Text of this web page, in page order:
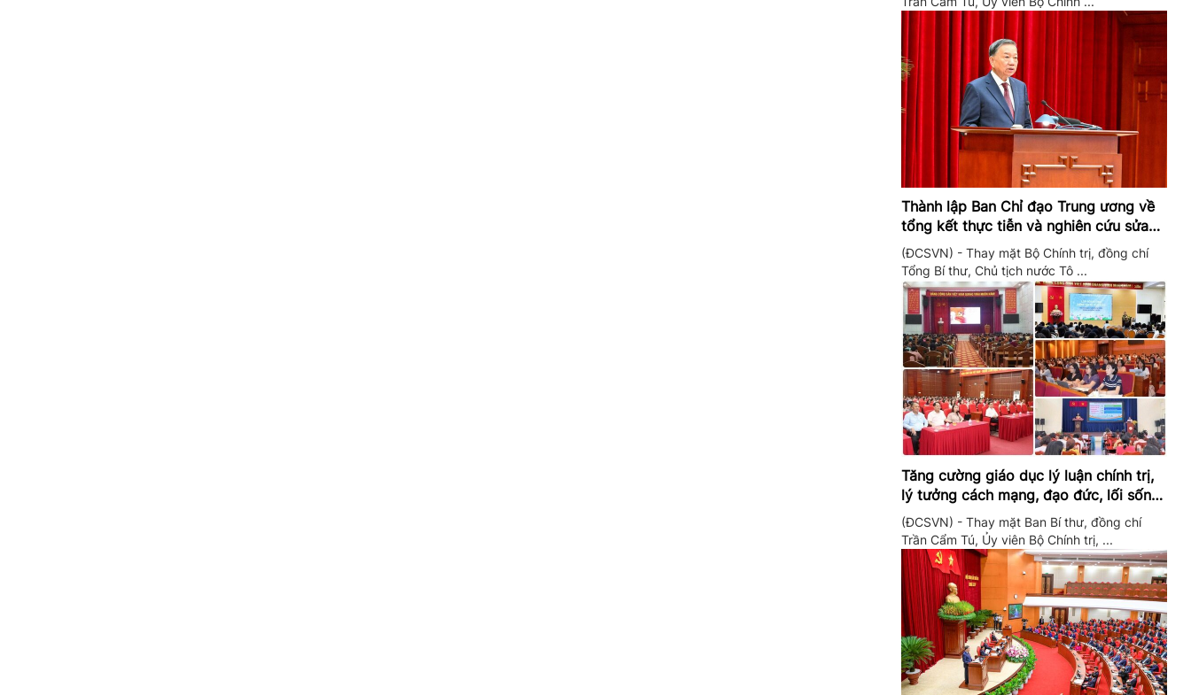
Thành lập Ban Chỉ đạo Trung ương về
tổng kết thực tiễn và nghiên cứu sửa
đổi, bổ sung Điều lệ Đảng
(ĐCSVN) - Thay mặt Bộ Chính trị, đồng chí
Tổng Bí thư, Chủ tịch nước Tô ...
Tăng cường giáo dục lý luận chính trị,
lý tưởng cách mạng, đạo đức, lối sống,
ý thức công dân trong hệ thống giáo
dục quốc dân
(ĐCSVN) - Thay mặt Ban Bí thư, đồng chí
Trần Cẩm Tú, Ủy viên Bộ Chính trị, ...